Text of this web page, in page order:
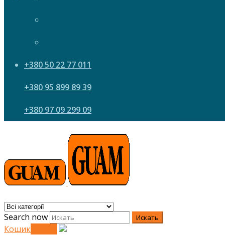
+380 50 22 77 011
+380 95 899 89 39
+380 97 09 299 09
Search now Искать
Кошик